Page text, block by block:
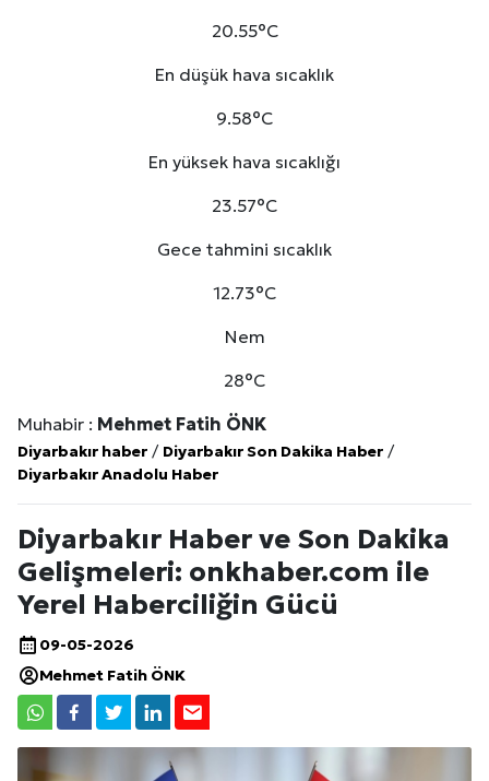
20.55°C
En düşük hava sıcaklık
9.58°C
En yüksek hava sıcaklığı
23.57°C
Gece tahmini sıcaklık
12.73°C
Nem
28°C
Muhabir : Mehmet Fatih ÖNK
Diyarbakır haber / Diyarbakır Son Dakika Haber /
Diyarbakır Anadolu Haber
Diyarbakır Haber ve Son Dakika
Gelişmeleri: onkhaber.com ile
Yerel Haberciliğin Gücü
09-05-2026
Mehmet Fatih ÖNK